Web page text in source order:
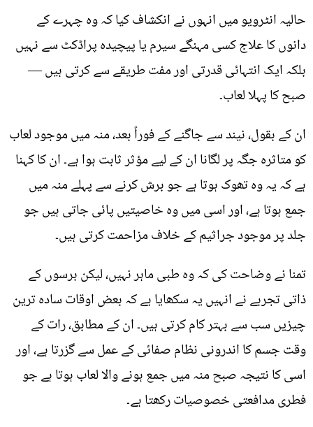
حالیہ انٹرویو میں انہوں نے انکشاف کیا کہ وہ چہرے کے
دانوں کا علاج کسی مہنگے سیرم یا پیچیدہ پراڈکٹ سے نہیں
بلکہ ایک انتہائی قدرتی اور مفت طریقے سے کرتی ہیں —
صبح کا پہلا لعاب۔
ان کے بقول، نیند سے جاگنے کے فوراً بعد، منہ میں موجود لعاب
کو متاثرہ جگہ پر لگانا ان کے لیے مؤثر ثابت ہوا ہے۔ ان کا کہنا
ہے کہ یہ وہ تھوک ہوتا ہے جو برش کرنے سے پہلے منہ میں
جمع ہوتا ہے، اور اسی میں وہ خاصیتیں پائی جاتی ہیں جو
جلد پر موجود جراثیم کے خلاف مزاحمت کرتی ہیں۔
تمنا نے وضاحت کی کہ وہ طبی ماہر نہیں، لیکن برسوں کے
ذاتی تجربے نے انہیں یہ سکھایا ہے کہ بعض اوقات سادہ ترین
چیزیں سب سے بہتر کام کرتی ہیں۔ ان کے مطابق، رات کے
وقت جسم کا اندرونی نظام صفائی کے عمل سے گزرتا ہے، اور
اسی کا نتیجہ صبح منہ میں جمع ہونے والا لعاب ہوتا ہے جو
فطری مدافعتی خصوصیات رکھتا ہے۔